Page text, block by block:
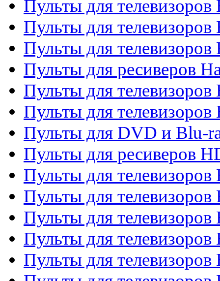
Пульты для телевизоров
Пульты для телевизоров
Пульты для
Пульты для ресиверов
Пульты для телевизоров
Пульты для телевизоров
Пульты для DVD и Blu-
Пульты для ресиверов
Пульты для
Пульты для телевизоров
Пульты для телевизоров
Пульты для телевизоров
Пульты для телевизоров